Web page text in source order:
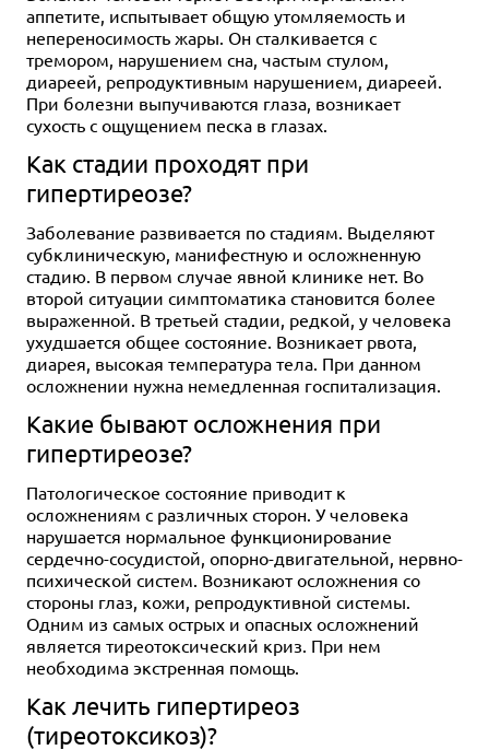
аппетите, испытывает общую утомляемость и
непереносимость жары. Он сталкивается с
тремором, нарушением сна, частым стулом,
диареей, репродуктивным нарушением, диареей.
При болезни выпучиваются глаза, возникает
сухость с ощущением песка в глазах.
Как стадии проходят при
гипертиреозе?
Заболевание развивается по стадиям. Выделяют
субклиническую, манифестную и осложненную
стадию. В первом случае явной клинике нет. Во
второй ситуации симптоматика становится более
выраженной. В третьей стадии, редкой, у человека
ухудшается общее состояние. Возникает рвота,
диарея, высокая температура тела. При данном
осложнении нужна немедленная госпитализация.
Какие бывают осложнения при
гипертиреозе?
Патологическое состояние приводит к
осложнениям с различных сторон. У человека
нарушается нормальное функционирование
сердечно-сосудистой, опорно-двигательной, нервно-
психической систем. Возникают осложнения со
стороны глаз, кожи, репродуктивной системы.
Одним из самых острых и опасных осложнений
является тиреотоксический криз. При нем
необходима экстренная помощь.
Как лечить гипертиреоз
(тиреотоксикоз)?